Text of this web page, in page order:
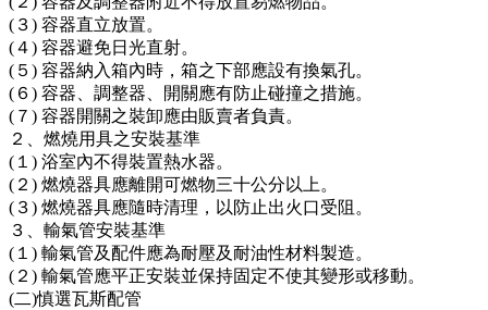
(３) 容器直立放置。
(４) 容器避免日光直射。
(５) 容器納入箱內時，箱之下部應設有換氣孔。
(６) 容器、調整器、開關應有防止碰撞之措施。
(７) 容器開關之裝卸應由販賣者負責。
２、燃燒用具之安裝基準
(１) 浴室內不得裝置熱水器。
(２) 燃燒器具應離開可燃物三十公分以上。
(３) 燃燒器具應隨時清理，以防止出火口受阻。
３、輸氣管安裝基準
(１) 輸氣管及配件應為耐壓及耐油性材料製造。
(２) 輸氣管應平正安裝並保持固定不使其變形或移動。
(二)慎選瓦斯配管